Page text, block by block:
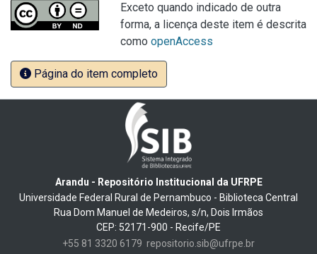
Exceto quando indicado de outra
forma, a licença deste item é descrita
como openAccess
Página do item completo
Arandu - Repositório Institucional da UFRPE
Universidade Federal Rural de Pernambuco - Biblioteca Central
Rua Dom Manuel de Medeiros, s/n, Dois Irmãos
CEP: 52171-900 - Recife/PE
+55 81 3320 6179 repositorio.sib@ufrpe.br